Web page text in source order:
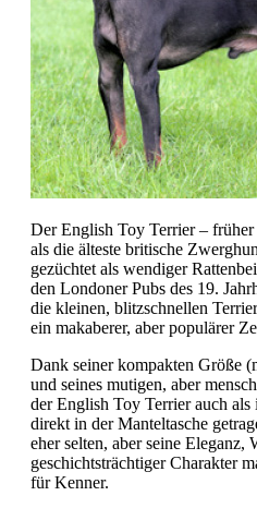
Der English Toy Terrier –
als die älteste britische
gezüchtet als wendiger
den Londoner Pubs des 19.
die kleinen, blitzschnellen
ein makaberer, aber populärer
Dank seiner kompakten Größe
und seines mutigen, aber
der English Toy Terrier auch
direkt in der Manteltasche
eher selten, aber seine Eleganz,
geschichtsträchtiger Charakter
für Kenner.